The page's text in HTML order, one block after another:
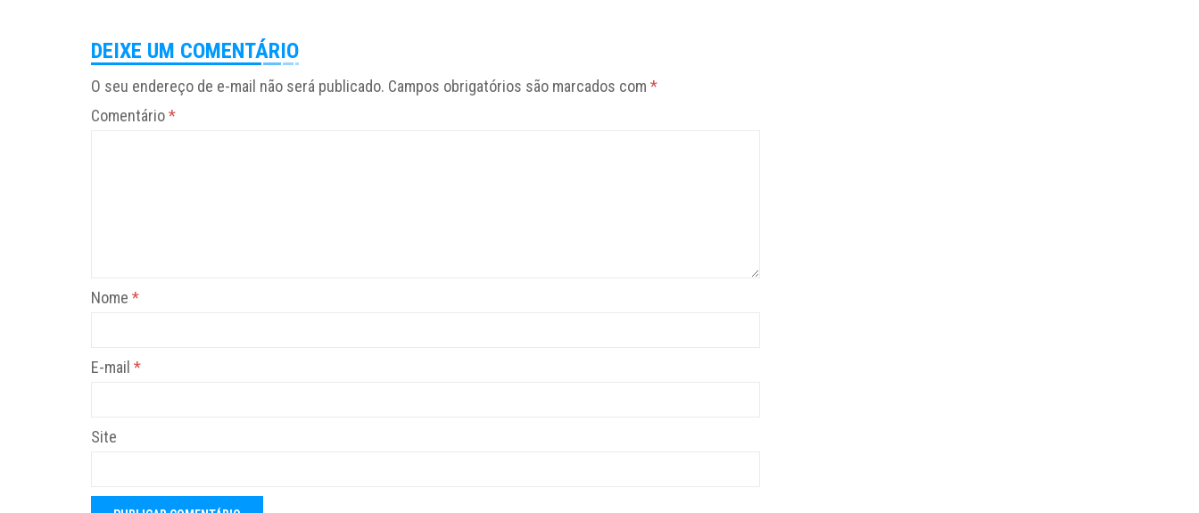
DEIXE UM COMENTÁRIO
O seu endereço de e-mail não será publicado. Campos obrigatórios são marcados com *
Comentário*
Nome *
E-mail *
Site